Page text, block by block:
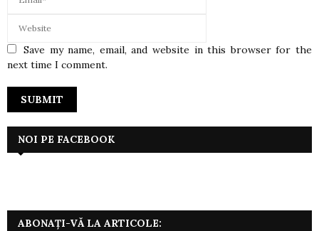
Save my name, email, and website in this browser for the
next time I comment.
NOI PE FACEBOOK
ABONAȚI-VĂ LA ARTICOLE: